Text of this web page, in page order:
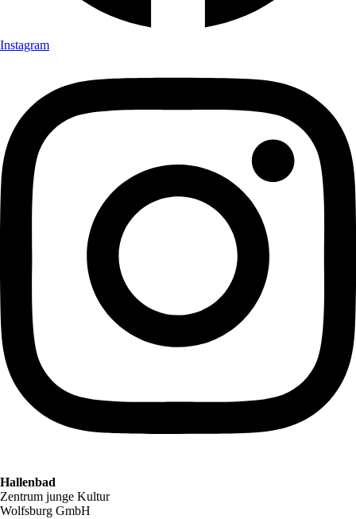
Instagram
Hallenbad
Zentrum junge Kultur
Wolfsburg GmbH